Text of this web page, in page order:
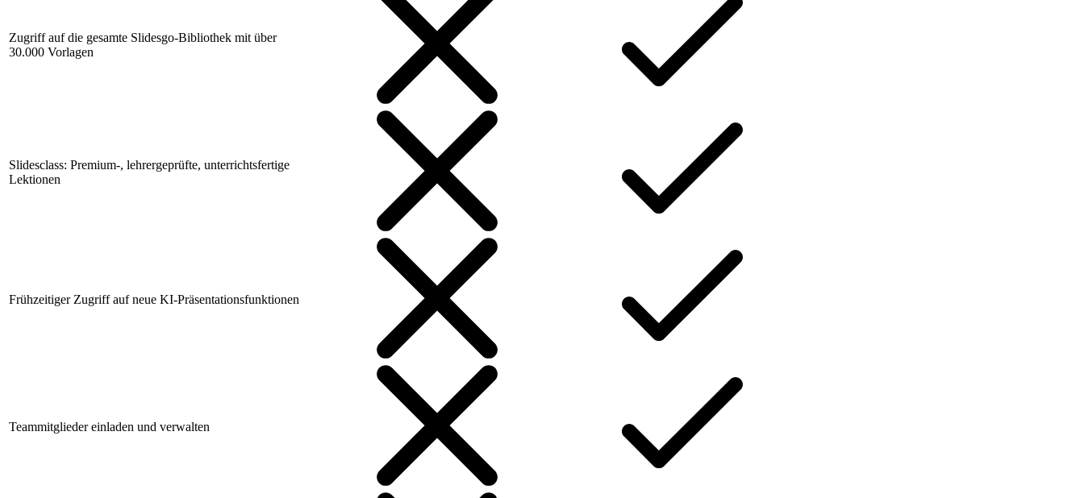
Zugriff auf die gesamte Slidesgo-Bibliothek mit über
30.000 Vorlagen
Slidesclass: Premium-, lehrergeprüfte, unterrichtsfertige
Lektionen
Frühzeitiger Zugriff auf neue KI-Präsentationsfunktionen
Teammitglieder einladen und verwalten